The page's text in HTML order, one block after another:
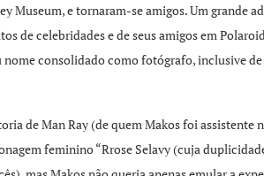
Museum, e tornaram-se amigos. Um grande
de celebridades e de seus amigos em
nome consolidado como fotógrafo, inclusive
de Man Ray (de quem Makos foi assistente
feminino “Rrose Selavy (cuja